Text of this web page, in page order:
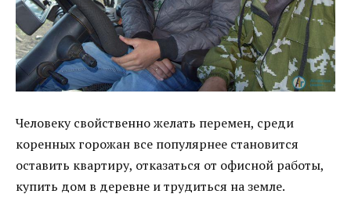
Человеку свойственно желать перемен, среди
коренных горожан все популярнее становится
оставить квартиру, отказаться от офисной работы,
купить дом в деревне и трудиться на земле.